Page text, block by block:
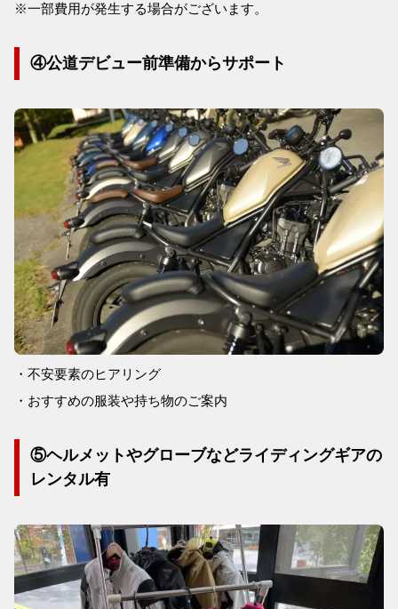
※一部費用が発生する場合がございます。
④公道デビュー前準備からサポート
・不安要素のヒアリング
・おすすめの服装や持ち物のご案内
⑤ヘルメットやグローブなどライディングギアの
レンタル有